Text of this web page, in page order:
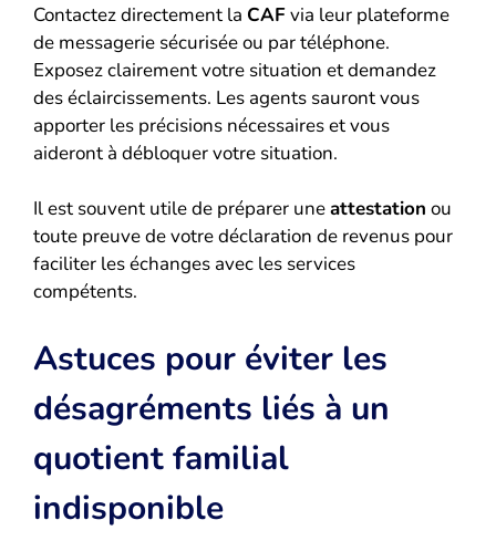
Contactez directement la CAFvia leur plateforme
de messagerie sécurisée ou par téléphone.
Exposez clairement votre situation et demandez
des éclaircissements. Les agents sauront vous
apporter les précisions nécessaires et vous
aideront à débloquer votre situation.
Il est souvent utile de préparer uneattestation ou
toute preuve de votre déclaration de revenus pour
faciliter les échanges avec les services
compétents.
Astuces pour éviter les
désagréments liés à un
quotient familial
indisponible